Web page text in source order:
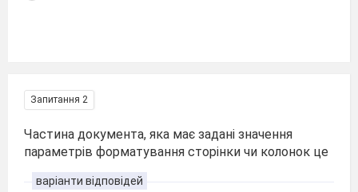
Запитання 2
Частина документа, яка має задані значення
параметрів форматування сторінки чи колонок це
варіанти відповідей